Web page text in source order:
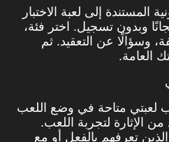
المستندة إلى لعبة الاختبار
وبدون تسجيل. اختر فئة،
وسؤالًا عن التعقيد. ثم
العامة.
لعبتي متاحة في وضع اللعب
الإثارة لتجربة اللعب.
تعرفهم بالفعل أو مع